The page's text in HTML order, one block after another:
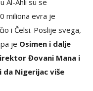
Al-Ahli su se
miliona evra je
i Čelsi. Poslije svega,
je Osimen i dalje
Đovani Mana i
Nigerijac više